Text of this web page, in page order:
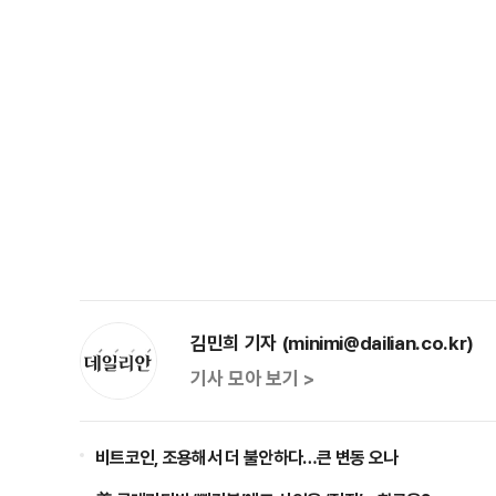
김민희 기자 (minimi@dailian.co.kr)
기사 모아 보기 >
비트코인, 조용해서 더 불안하다…큰 변동 오나